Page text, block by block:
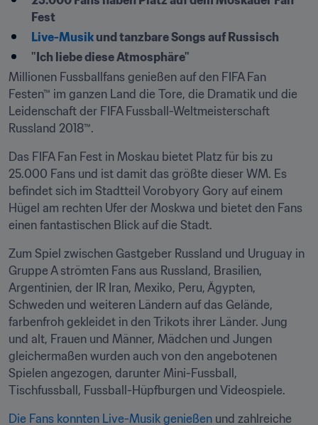
Fest
Live-Musik und tanzbare Songs auf Russisch
"Ich liebe diese Atmosphäre"
Millionen Fussballfans genießen auf den FIFA Fan
Festen™ im ganzen Land die Tore, die Dramatik und die
Leidenschaft der FIFA Fussball-Weltmeisterschaft
Russland 2018™.
Das FIFA Fan Fest in Moskau bietet Platz für bis zu
25.000 Fans und ist damit das größte dieser WM. Es
befindet sich im Stadtteil Vorobyory Gory auf einem
Hügel am rechten Ufer der Moskwa und bietet den Fans
einen fantastischen Blick auf die Stadt.
Zum Spiel zwischen Gastgeber Russland und Uruguay in
Gruppe A strömten Fans aus Russland, Brasilien,
Argentinien, der IR Iran, Mexiko, Peru, Ägypten,
Schweden und weiteren Ländern auf das Gelände,
farbenfroh gekleidet in den Trikots ihrer Länder. Jung
und alt, Frauen und Männer, Mädchen und Jungen
gleichermaßen wurden auch von den angebotenen
Spielen angezogen, darunter Mini-Fussball,
Tischfussball, Fussball-Hüpfburgen und Videospiele.
Die Fans konnten Live-Musik genießen und zahlreiche